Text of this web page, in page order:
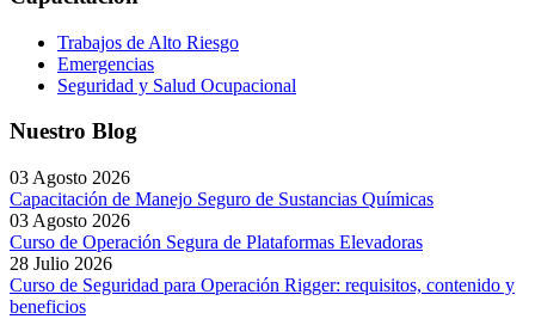
Trabajos de Alto Riesgo
Emergencias
Seguridad y Salud Ocupacional
Nuestro Blog
03 Agosto 2026
Capacitación de Manejo Seguro de Sustancias Químicas
03 Agosto 2026
Curso de Operación Segura de Plataformas Elevadoras
28 Julio 2026
Curso de Seguridad para Operación Rigger: requisitos, contenido y
beneficios